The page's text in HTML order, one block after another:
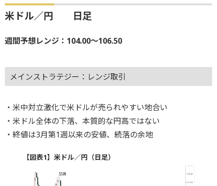
米ドル／円 日足
週間予想レンジ：104.00～106.50
メインストラテジー：レンジ取引
・米中対立激化で米ドルが売られやすい地合い
・米ドル全体の下落、本質的な円高ではない
・終値は3月第1週以来の安値、続落の余地
【図表1】米ドル／円（日足）